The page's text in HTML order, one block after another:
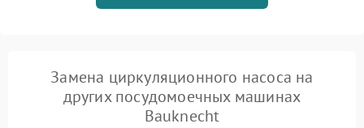
Замена циркуляционного насоса на
других посудомоечных машинах
Bauknecht